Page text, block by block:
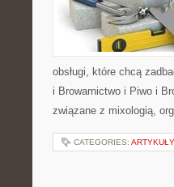
obsługi, które chcą
i Browarnictwo i Piwo i
związane z mixologią,
CATEGORIES: